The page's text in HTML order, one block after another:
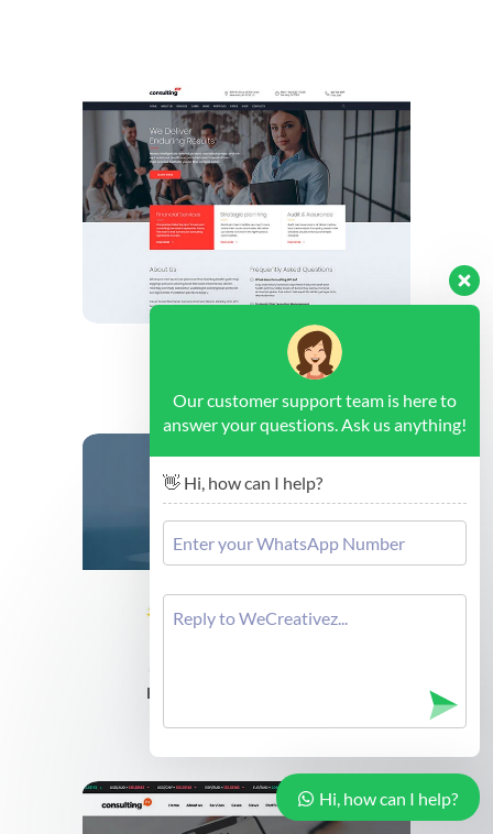
Liverpool - Strategy
Budapest - Human Resources
Our customer support team is here to
answer your questions. Ask us anything!
👋 Hi, how can I help?
Hi, how can I help?